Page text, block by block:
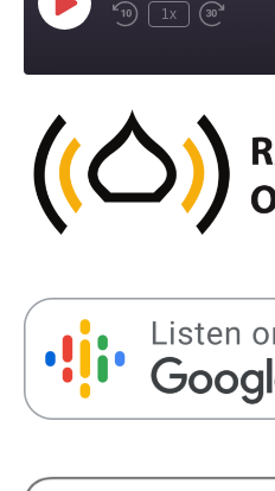
Play
EpisodeRewind
1x
Fast
seconds
RSS FEED
SHARE
LINK
EMBED